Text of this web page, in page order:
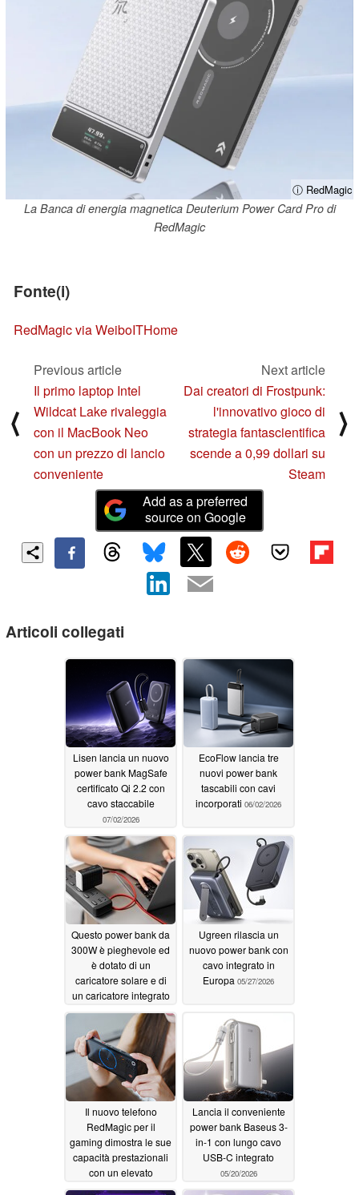
ⓘ RedMagic
La Banca di energia magnetica Deuterium Power Card Pro di
RedMagic
Fonte(i)
RedMagic via WeiboITHome
⟨
Previous article
Il primo laptop Intel
Wildcat Lake rivaleggia
con il MacBook Neo
con un prezzo di lancio
conveniente
Next article
Dai creatori di Frostpunk:
l'innovativo gioco di
strategia fantascientifica
scende a 0,99 dollari su
Steam
⟩
Add as a preferred
source on Google
Articoli collegati
Lisen lancia un nuovo
power bank MagSafe
certificato Qi 2.2 con
cavo staccabile
07/02/2026
EcoFlow lancia tre
nuovi power bank
tascabili con cavi
incorporati 06/02/2026
Questo power bank da
300W è pieghevole ed
è dotato di un
caricatore solare e di
un caricatore integrato
05/31/2026
Ugreen rilascia un
nuovo power bank con
cavo integrato in
Europa 05/27/2026
Il nuovo telefono
RedMagic per il
gaming dimostra le sue
capacità prestazionali
con un elevato
punteggio AnTuTu
Lancia il conveniente
power bank Baseus 3-
in-1 con lungo cavo
USB-C integrato
05/20/2026